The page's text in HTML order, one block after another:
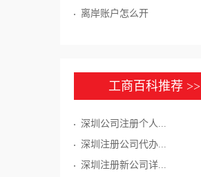
离岸账户怎么开
工商百科推荐 >>
深圳公司注册个人...
深圳注册公司代办...
深圳注册新公司详...